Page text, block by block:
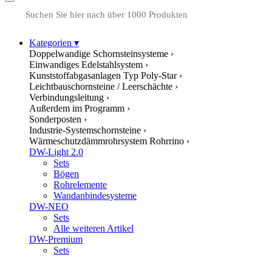
Kategorien ▾
Doppelwandige Schornsteinsysteme ›
Einwandiges Edelstahlsystem ›
Kunststoffabgasanlagen Typ Poly-Star ›
Leichtbauschornsteine / Leerschächte ›
Verbindungsleitung ›
Außerdem im Programm ›
Sonderposten ›
Industrie-Systemschornsteine ›
Wärmeschutzdämmrohrsystem Rohrrino ›
DW-Light 2.0
Sets
Bögen
Rohrelemente
Wandanbindesysteme
DW-NEO
Sets
Alle weiteren Artikel
DW-Premium
Sets